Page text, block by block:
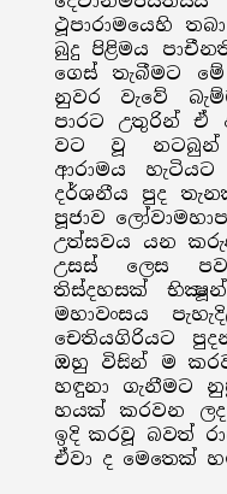
ථූපාරාමයෙහි
බුදු පිළිමය
ගෙස් තැබීමට
නුවර වැවේ
පාරට උතුරින්
වට වූ නටබුන්
ආරාමය
දර්ශනීය පුද
පූජාව
උත්සවය යන
උසස් ලෙස
තිස්දහසක්
මහාවංසය
චෙතියගිරියට
ඔහු විසින් ම
හඳුනා ගැනීමට
හයක් කරවන
ඉදි කරවූ බවත්
ඒවා ද මෙතෙක්